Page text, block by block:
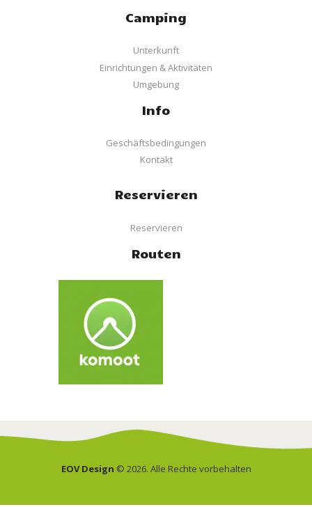
Camping
Unterkunft
Einrichtungen & Aktivitäten
Umgebung
Info
Geschäftsbedingungen
Kontakt
Reservieren
Reservieren
Routen
EOV Design © 2026. Alle Rechte vorbehalten